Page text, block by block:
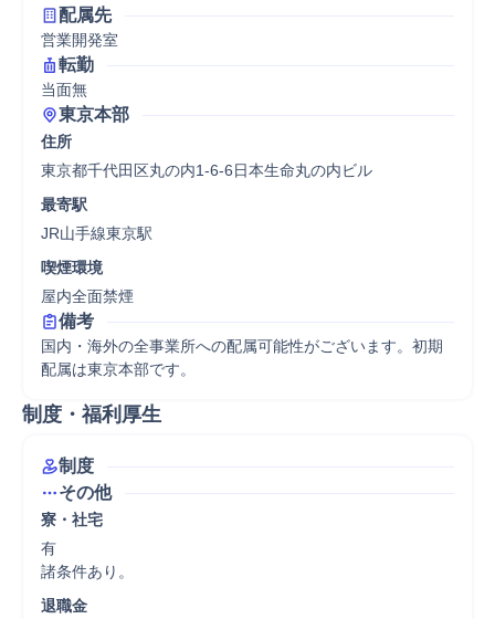
配属先
営業開発室
転勤
当面無
東京本部
住所
東京都千代田区丸の内1-6-6日本生命丸の内ビル
最寄駅
JR山手線東京駅
喫煙環境
屋内全面禁煙
備考
国内・海外の全事業所への配属可能性がございます。初期
配属は東京本部です。
制度・福利厚生
制度
その他
寮・社宅
有
諸条件あり。
退職金